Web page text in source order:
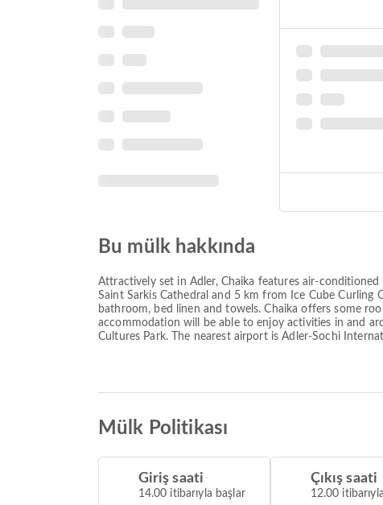
Bu mülk hakkında
Attractively set in Adler, Chaika features air-
Saint Sarkis Cathedral and 5 km from Ice Cube Curling
bathroom, bed linen and towels. Chaika offers some
accommodation will be able to enjoy activities in and
Cultures Park. The nearest airport is Adler-Sochi
Mülk Politikası
Giriş saati
14.00 itibarıyla başlar
Çıkış saati
12.00